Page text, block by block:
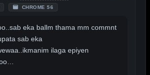
CHROME 56
eka ballm thama mm commnt
sab eka
ilaga epiyen